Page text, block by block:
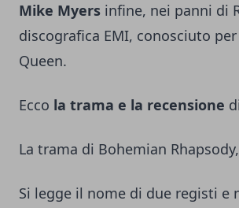
Mike Myers infine, nei panni di
discografica EMI, conosciuto
Queen.
Ecco la trama e la recensione di
La trama di Bohemian
Si legge il nome di due registi e